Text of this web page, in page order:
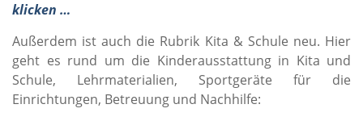
klicken …
Außerdem ist auch die Rubrik Kita & Schule neu. Hier
geht es rund um die Kinderausstattung in Kita und
Schule, Lehrmaterialien, Sportgeräte für die
Einrichtungen, Betreuung und Nachhilfe: